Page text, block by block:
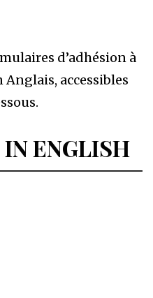
d’adhésion à
Anglais, accessibles
ENGLISH